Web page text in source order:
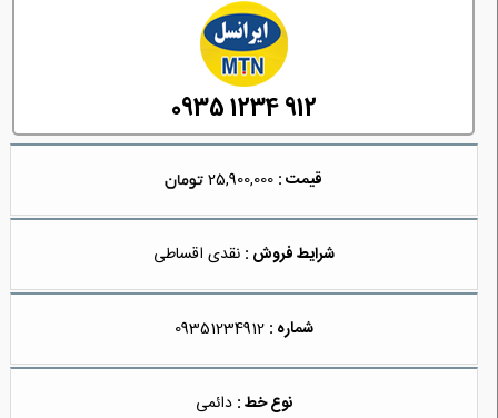
0935 1234 912
قیمت :
شرایط فروش : نقدی اقساطی
شماره : 09351234912
نوع خط : دائمی